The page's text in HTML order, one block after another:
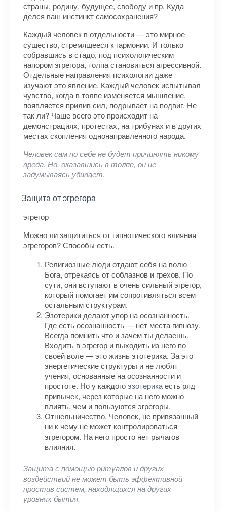
страны, родину, будущее, свободу и пр. Куда
делся ваш инстинкт самосохранения?
Каждый человек в отдельности — это мирное
существо, стремящееся к гармонии. И только
собравшись в стадо, под психологическим
напором эгрегора, толпа становиться агрессивной.
Отдельные направления психологии даже
изучают это явление. Каждый человек испытывал
чувство, когда в толпе изменяется мышление,
появляется прилив сил, подрывает на подвиг. Не
так ли? Чаше всего это происходит на
демонстрациях, протестах, на трибунах и в других
местах скопления однонаправленного народа.
Человек сам по себе не будет причинять никому
вреда. Но, оказавшись в толпе, он не
задумываясь убивает.
Защита от эгрегора
эгрегор
Можно ли защититься от гипнотического влияния
эгрегоров? Способы есть.
Религиозные люди отдают себя на волю
Бога, отрекаясь от соблазнов и грехов. По
сути, они вступают в очень сильный эгрегор,
который помогает им сопротивляться всем
остальным структурам.
Эзотерики делают упор на осознанность.
Где есть осознанность — нет места гипнозу.
Всегда помнить что и зачем ты делаешь.
Входить в эгрегор и выходить из него по
своей воле — это жизнь этотерика. За это
энергетические структуры и не любят
учения, основанные на осознанности и
простоте. Но у каждогоэзотерикаесть ряд
привычек, через которые на него можно
влиять, чем и пользуются эгрегоры.
Отшельничество. Человек, не привязанный
ни к чему не может контролироваться
эгрегором. На него просто нет рычагов
влияния.
Защита с помощью ритуалов и других
воздействий не может быть эффективной
простив систем, находящихся на других
уровнях бытия.